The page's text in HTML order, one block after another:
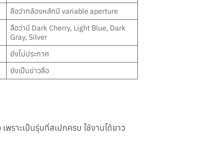
ลือว่ากล้องหลักมี variable aperture
ลือว่ามี Dark Cherry, Light Blue, Dark
Gray, Silver
ยังไม่ประกาศ
ยังเป็นข่าวลือ
ราะเป็นรุ่นที่สเปกครบ ใช้งานได้ยาว